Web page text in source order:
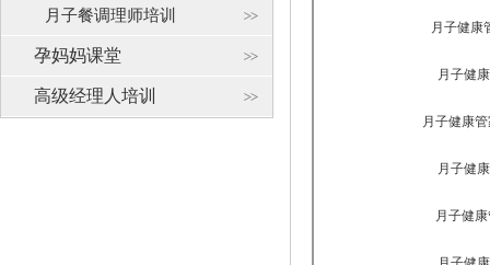
月子餐调理师培训
孕妈妈课堂
高级经理人培训
月子健康
月子健
月子健康
月子健
月子健